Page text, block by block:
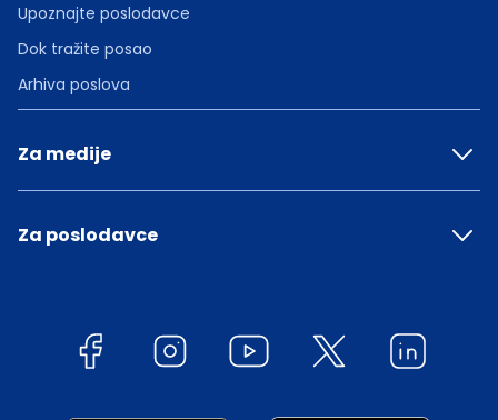
Upoznajte poslodavce
Dok tražite posao
Arhiva poslova
Za medije
Za poslodavce